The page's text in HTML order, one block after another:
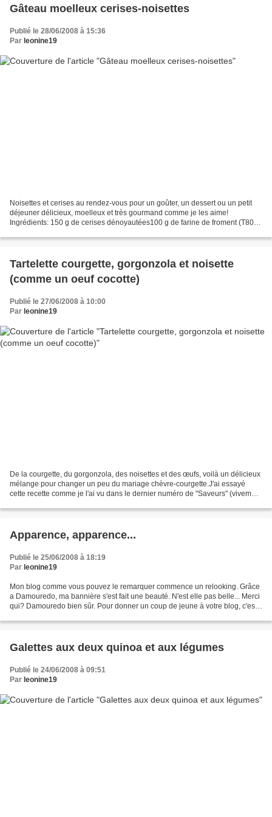
Gâteau moelleux cerises-noisettes
Publié le 28/06/2008 à 15:36
Par leonine19
Noisettes et cerises au rendez-vous pour un goûter, un dessert ou un petit
déjeuner délicieux, moelleux et très gourmand comme je les aime!
Ingrédients: 150 g de cerises dénoyautées100 g de farine de froment (T80)1
Tartelette courgette, gorgonzola et noisette
(comme un oeuf cocotte)
Publié le 27/06/2008 à 10:00
Par leonine19
De la courgette, du gorgonzola, des noisettes et des œufs, voilà un délicieux
mélange pour changer un peu du mariage chèvre-courgette.J'ai essayé
cette recette comme je l'ai vu dans le dernier numéro de "Saveurs" (vivement
Apparence, apparence...
Publié le 25/06/2008 à 18:19
Par leonine19
Mon blog comme vous pouvez le remarquer commence un relooking. Grâce
a Damouredo, ma bannière s'est fait une beauté. N'est elle pas belle... Merci
qui? Damouredo bien sûr. Pour donner un coup de jeune à votre blog, c'est
Galettes aux deux quinoa et aux légumes
Publié le 24/06/2008 à 09:51
Par leonine19